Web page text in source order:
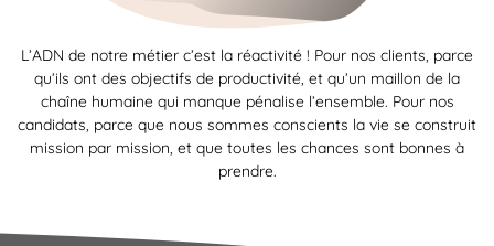
L’ADN de notre métier c’est la réactivité ! Pour nos clients, parce
qu’ils ont des objectifs de productivité, et qu’un maillon de la
chaîne humaine qui manque pénalise l’ensemble. Pour nos
candidats, parce que nous sommes conscients la vie se construit
mission par mission, et que toutes les chances sont bonnes à
prendre.